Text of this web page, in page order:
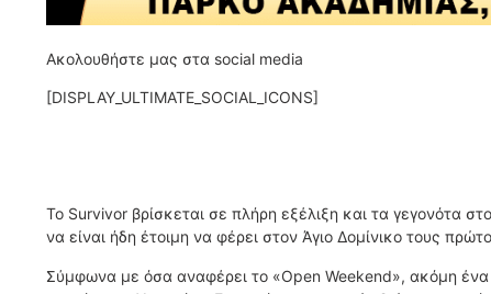
Ακολουθήστε μας στα social media
[DISPLAY_ULTIMATE_SOCIAL_ICONS]
Το Survivor βρίσκεται σε πλήρη εξέλιξη και τα γεγονότα
να είναι ήδη έτοιμη να φέρει στον Άγιο Δομίνικο τους
Σύμφωνα με όσα αναφέρει το «Open Weekend», ακόμη ένα